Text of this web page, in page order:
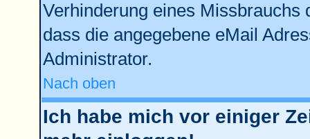
Verhinderung eines
dass die angegebene eMail
Administrator.
Nach oben
Ich habe mich vor einiger